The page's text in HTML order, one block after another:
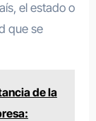
el estado o
que se
de la